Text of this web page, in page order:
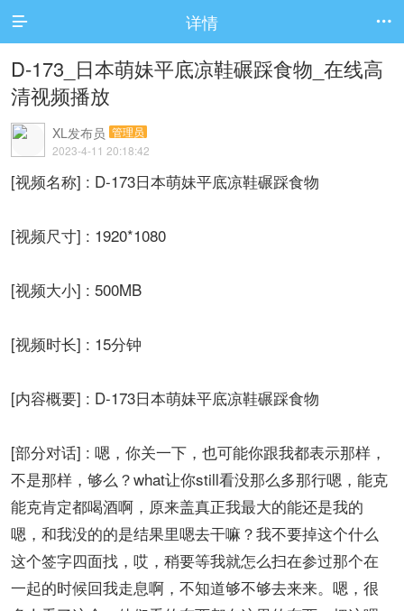
 详情 
D-173_日本萌妹平底凉鞋碾踩食物_在线高
清视频播放
XL发布员 管理员
2023-4-11 20:18:42
[视频名称] : D-173日本萌妹平底凉鞋碾踩食物
[视频尺寸] : 1920*1080
[视频大小] : 500MB
[视频时长] : 15分钟
[内容概要] : D-173日本萌妹平底凉鞋碾踩食物
[部分对话] : 嗯，你关一下，也可能你跟我都表示那样，
不是那样，够么？what让你still看没那么多那行嗯，能克
能克肯定都喝酒啊，原来盖真正我最大的能还是我的
嗯，和我没的的是结果里嗯去干嘛？我不要掉这个什么
这个签字四面找，哎，稍要等我就怎么扫在参过那个在
一起的时候回我走息啊，不知道够不够去来来。嗯，很